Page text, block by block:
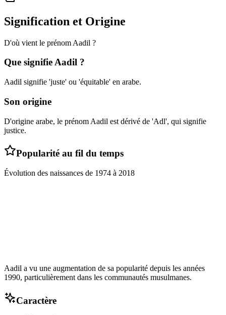
Signification et Origine
D'où vient le prénom Aadil ?
Que signifieAadil ?
Aadil signifie 'juste' ou 'équitable' en arabe.
Son origine
D'origine arabe, le prénom Aadil est dérivé de 'Adl', qui signifie
justice.
Popularité au fil du temps
Évolution des naissances de 1974 à 2018
Aadil a vu une augmentation de sa popularité depuis les années
1990, particulièrement dans les communautés musulmanes.
Caractère